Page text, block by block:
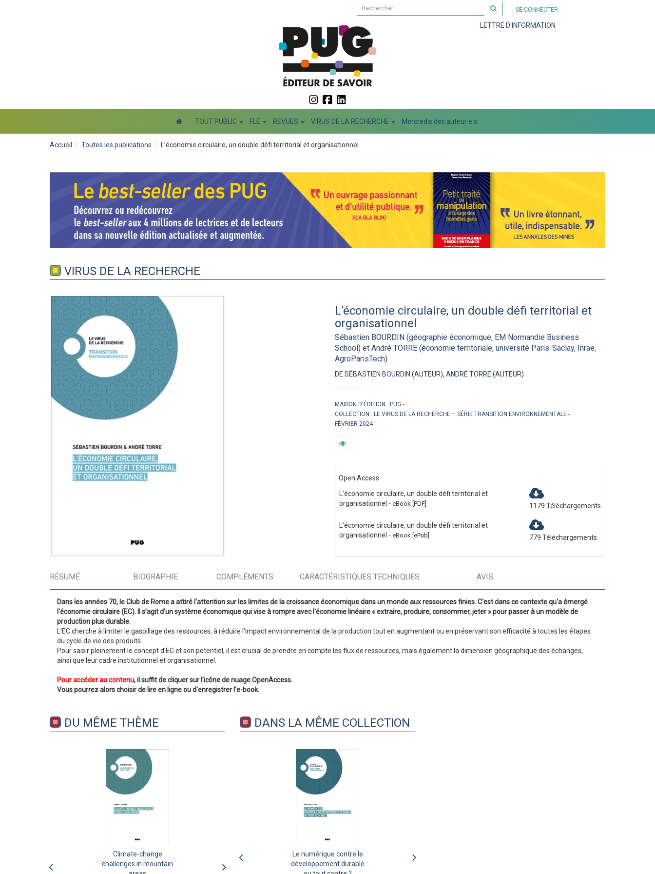
Rechercher
sur
le
SE CONNECTER
LETTRE D'INFORMATION
TOUT PUBLIC FLE REVUES VIRUS DE LA RECHERCHE Mercredis des auteur·e·s
Accueil Toutes les publications L’économie circulaire, un double défi territorial et organisationnel
VIRUS DE LA RECHERCHE
L’économie circulaire, un double défi territorial et
organisationnel
Sébastien BOURDIN (géographie économique, EM Normandie Business
School) et André TORRE (économie territoriale, université Paris-Saclay, Inrae,
AgroParisTech)
DE SÉBASTIEN BOURDIN (AUTEUR), ANDRÉ TORRE (AUTEUR)
MAISON D'ÉDITION : PUG
COLLECTION : LE VIRUS DE LA RECHERCHE – SÉRIE TRANSITION ENVIRONNEMENTALE
FÉVRIER 2024
Open Access
L’économie circulaire, un double défi territorial et
organisationnel - eBook [PDF] 1179 Téléchargements
L’économie circulaire, un double défi territorial et
organisationnel - eBook [ePub] 779 Téléchargements
RÉSUMÉ BIOGRAPHIE COMPLÉMENTS CARACTÉRISTIQUES TECHNIQUES AVIS
Dans les années 70, le Club de Rome a attiré l'attention sur les limites de la croissance économique dans un monde aux ressources finies. C'est dans ce contexte qu'a émergé
l'économie circulaire (EC). Il s’agit d’un système économique qui vise à rompre avec l'économie linéaire « extraire, produire, consommer, jeter » pour passer à un modèle de
production plus durable.
L’EC cherche à limiter le gaspillage des ressources, à réduire l'impact environnemental de la production tout en augmentant ou en préservant son efficacité à toutes les étapes
du cycle de vie des produits.
Pour saisir pleinement le concept d'EC et son potentiel, il est crucial de prendre en compte les flux de ressources, mais également la dimension géographique des échanges,
ainsi que leur cadre institutionnel et organisationnel.
Pour accéder au contenu, il suffit de cliquer sur l’icône de nuage OpenAccess.
Vous pourrez alors choisir de lire en ligne ou d'enregistrer l’e-book.
DU MÊME THÈME
Climate-change
challenges in mountain
L’évaluation de
l’économie sociale et
DANS LA MÊME COLLECTION
The climate question and
the difficult dialogue
Le numérique contre le
développement durable